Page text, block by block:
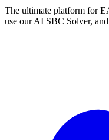
The ultimate platform for
use our AI SBC Solver,